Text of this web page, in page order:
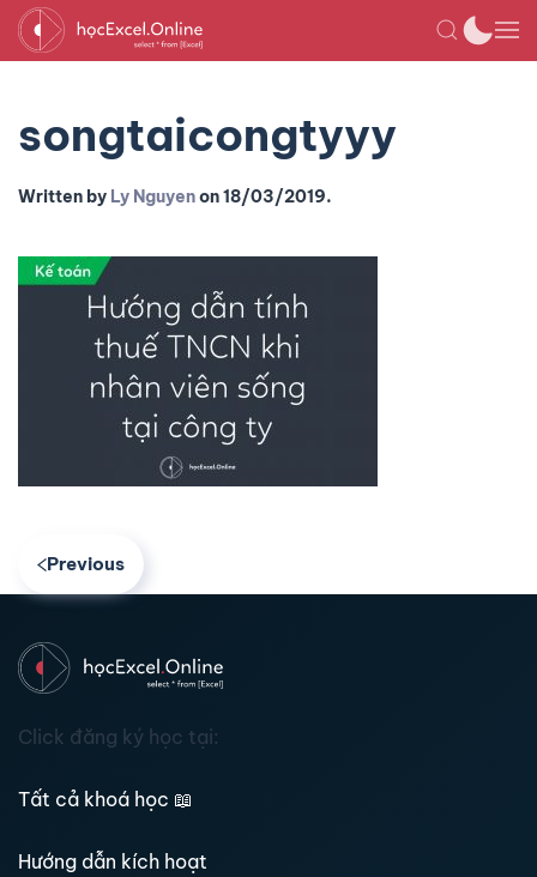
songtaicongtyyy
Written by Ly Nguyenon18/03/2019.
Previous
Click đăng ký học tại:
Tất cả khoá học 📖
Hướng dẫn kích hoạt